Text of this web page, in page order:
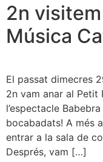
2n
Música
El passat dimecres
2n vam anar al Petit
l’espectacle
bocabadats! A més
entrar a la sala de
Després, vam […]